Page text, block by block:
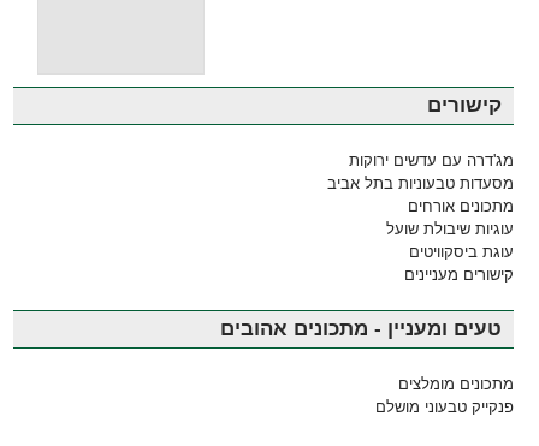
קישורים
מג'דרה עם עדשים ירוקות
מסעדות טבעוניות בתל אביב
מתכונים אורחים
עוגיות שיבולת שועל
עוגת ביסקוויטים
קישורים מעניינים
טעים ומעניין - מתכונים אהובים
מתכונים מומלצים
פנקייק טבעוני מושלם